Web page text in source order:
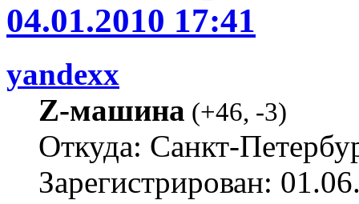
04.01.2010 17:41
yandexx
Z-машина (+46, -3)
Откуда: Санкт-
Зарегистрирован: